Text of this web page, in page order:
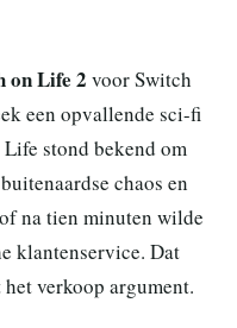
on Life 2 voor Switch
een opvallende sci-fi
stond bekend om
chaos en
na tien minuten wilde
klantenservice. Dat
verkoop argument.